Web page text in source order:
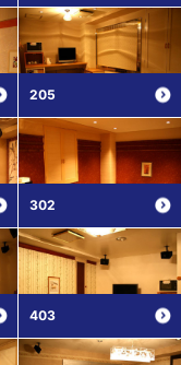
205
302
403